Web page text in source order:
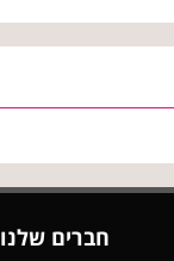
חברים שלנו